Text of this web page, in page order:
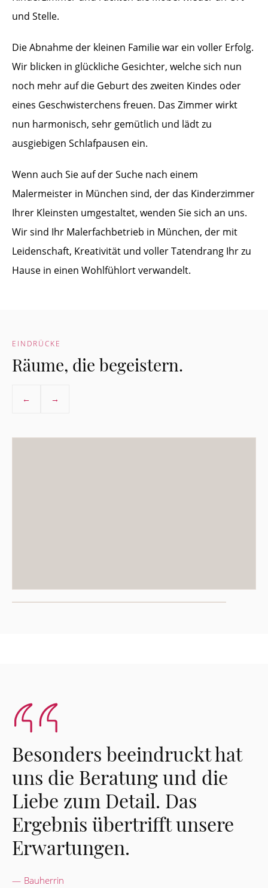
und Stelle.
Die Abnahme der kleinen Familie war ein voller Erfolg.
Wir blicken in glückliche Gesichter, welche sich nun
noch mehr auf die Geburt des zweiten Kindes oder
eines Geschwisterchens freuen. Das Zimmer wirkt
nun harmonisch, sehr gemütlich und lädt zu
ausgiebigen Schlafpausen ein.
Wenn auch Sie auf der Suche nach einem
Malermeister in München sind, der das Kinderzimmer
Ihrer Kleinsten umgestaltet, wenden Sie sich an uns.
Wir sind Ihr Malerfachbetrieb in München, der mit
Leidenschaft, Kreativität und voller Tatendrang Ihr zu
Hause in einen Wohlfühlort verwandelt.
EINDRÜCKE
Räume, die begeistern.
← →
Besonders beeindruckt hat
uns die Beratung und die
Liebe zum Detail. Das
Ergebnis übertrifft unsere
Erwartungen.
Bauherrin